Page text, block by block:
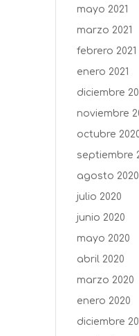
mayo 2021
marzo 2021
febrero 2021
enero 2021
diciembre
noviembre
octubre
septiembre
agosto 2020
julio 2020
junio 2020
mayo 2020
abril 2020
marzo 2020
enero 2020
diciembre